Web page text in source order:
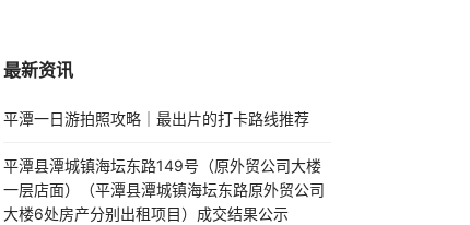
最新资讯
平潭一日游拍照攻略｜最出片的打卡路线推荐
平潭县潭城镇海坛东路149号（原外贸公司大楼
一层店面）（平潭县潭城镇海坛东路原外贸公司
大楼6处房产分别出租项目）成交结果公示